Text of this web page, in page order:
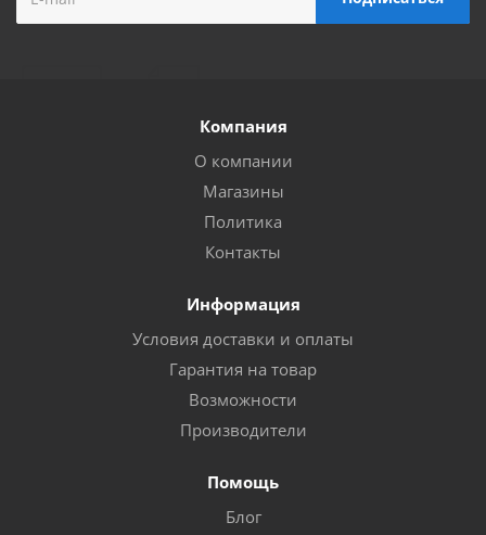
Компания
О компании
Магазины
Политика
Контакты
Информация
Условия доставки и оплаты
Гарантия на товар
Возможности
Производители
Помощь
Блог